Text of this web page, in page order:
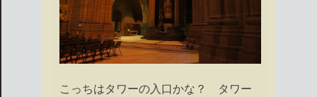
こっちはタワーの入口かな？ タワー